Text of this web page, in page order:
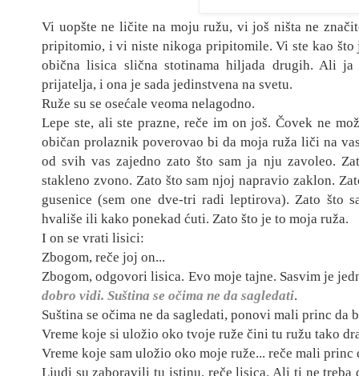
Vi uopšte ne ličite na moju ružu, vi još ništa ne
pripitomio, i vi niste nikoga pripitomile. Vi ste kao
obična lisica slična stotinama hiljada drugih. Ali
prijatelja, i ona je sada jedinstvena na svetu.
Ruže su se osećale veoma nelagodno.
Lepe ste, ali ste prazne, reče im on još. Čovek ne
običan prolaznik poverovao bi da moja ruža liči na
od svih vas zajedno zato što sam ja nju zavoleo.
stakleno zvono. Zato što sam njoj napravio zaklon.
gusenice (sem one dve-tri radi leptirova). Zato što
hvališe ili kako ponekad ćuti. Zato što je to moja ruža.
I on se vrati lisici:
Zbogom, reče joj on...
Zbogom, odgovori lisica. Evo moje tajne. Sasvim je
dobro vidi. Suština se očima ne da sagledati.
Suština se očima ne da sagledati, ponovi mali princ da
Vreme koje si uložio oko tvoje ruže čini tu ružu tako
Vreme koje sam uložio oko moje ruže... reče mali princ
Ljudi su zaboravili tu istinu, reče lisica. Ali ti ne treba